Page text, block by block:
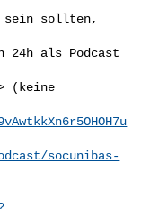
sein sollten,
24h als Podcast
(keine
socunibas-